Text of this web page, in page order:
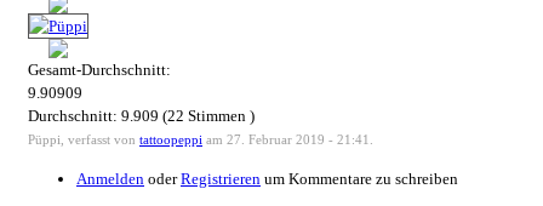
Gesamt-Durchschnitt:
9.90909
Durchschnitt: 9.909 (22 Stimmen )
Püppi, verfasst von tattoopeppi am 27. Februar 2019 - 21:41.
Anmelden oderRegistrieren um Kommentare zu schreiben